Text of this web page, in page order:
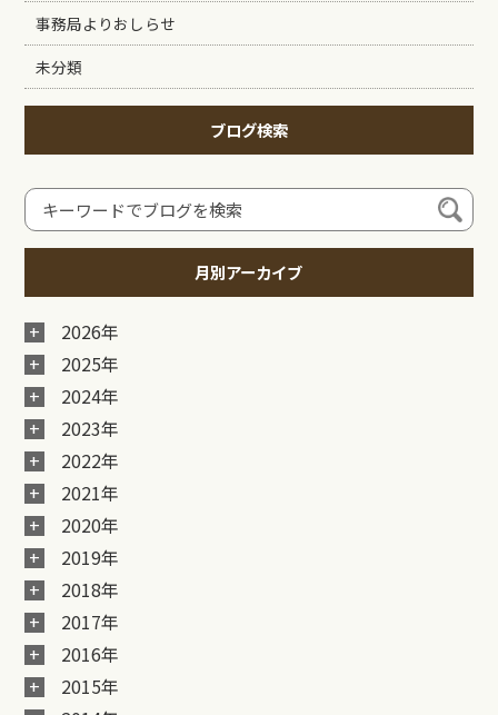
事務局よりおしらせ
未分類
ブログ検索
月別アーカイブ
2026年
2025年
2024年
2023年
2022年
2021年
2020年
2019年
2018年
2017年
2016年
2015年